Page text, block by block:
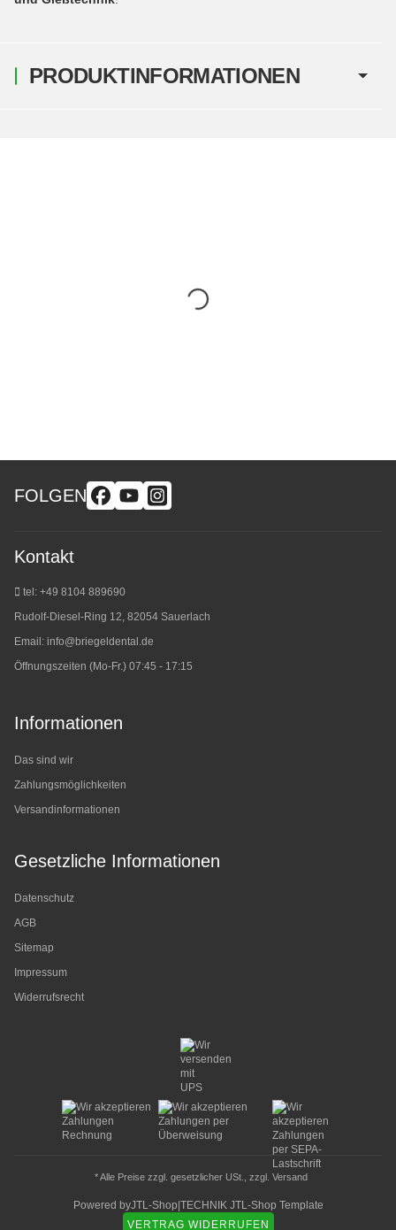
PRODUKTINFORMATIONEN
FOLGEN
Kontakt
tel: +49 8104 889690
Rudolf-Diesel-Ring 12, 82054 Sauerlach
Email: info@briegeldental.de
Öffnungszeiten (Mo-Fr.) 07:45 - 17:15
Informationen
Das sind wir
Zahlungsmöglichkeiten
Versandinformationen
Gesetzliche Informationen
Datenschutz
AGB
Sitemap
Impressum
Widerrufsrecht
* Alle Preise zzgl. gesetzlicher USt., zzgl. Versand
Powered byJTL-Shop TECHNIK JTL-Shop Template
VERTRAG WIDERRUFEN